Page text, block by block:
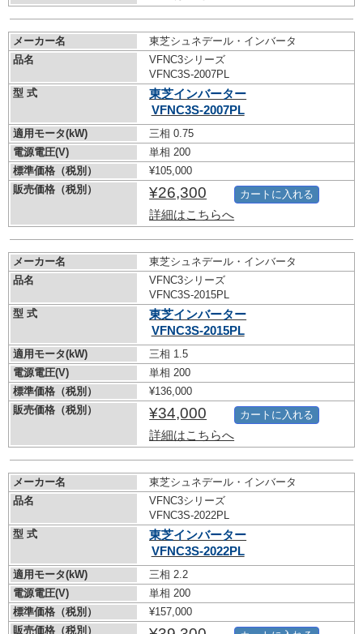
メーカー名
東芝シュネデール・インバータ
品名
VFNC3シリーズ
VFNC3S-2007PL
型 式
東芝インバーター
VFNC3S-2007PL
適用モータ(kW)
三相 0.75
電源電圧(V)
単相 200
標準価格（税別）
¥105,000
販売価格（税別）
¥26,300
詳細はこちらへ
カートに入れる
メーカー名
東芝シュネデール・インバータ
品名
VFNC3シリーズ
VFNC3S-2015PL
型 式
東芝インバーター
VFNC3S-2015PL
適用モータ(kW)
三相 1.5
電源電圧(V)
単相 200
標準価格（税別）
¥136,000
販売価格（税別）
¥34,000
詳細はこちらへ
カートに入れる
メーカー名
東芝シュネデール・インバータ
品名
VFNC3シリーズ
VFNC3S-2022PL
型 式
東芝インバーター
VFNC3S-2022PL
適用モータ(kW)
三相 2.2
電源電圧(V)
単相 200
標準価格（税別）
¥157,000
販売価格（税別）